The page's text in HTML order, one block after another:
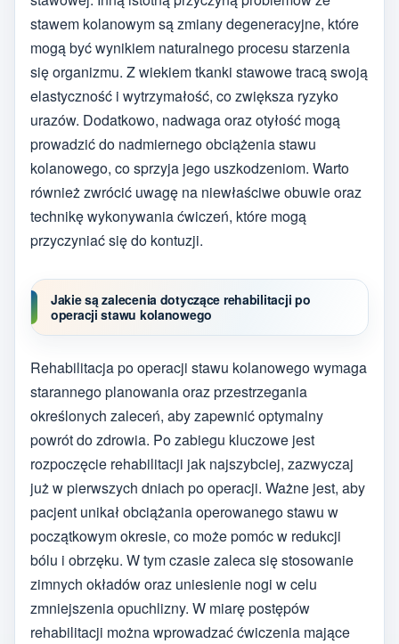
stawem kolanowym są zmiany degeneracyjne, które
mogą być wynikiem naturalnego procesu starzenia
się organizmu. Z wiekiem tkanki stawowe tracą swoją
elastyczność i wytrzymałość, co zwiększa ryzyko
urazów. Dodatkowo, nadwaga oraz otyłość mogą
prowadzić do nadmiernego obciążenia stawu
kolanowego, co sprzyja jego uszkodzeniom. Warto
również zwrócić uwagę na niewłaściwe obuwie oraz
technikę wykonywania ćwiczeń, które mogą
przyczyniać się do kontuzji.
Jakie są zalecenia dotyczące rehabilitacji po
operacji stawu kolanowego
Rehabilitacja po operacji stawu kolanowego wymaga
starannego planowania oraz przestrzegania
określonych zaleceń, aby zapewnić optymalny
powrót do zdrowia. Po zabiegu kluczowe jest
rozpoczęcie rehabilitacji jak najszybciej, zazwyczaj
już w pierwszych dniach po operacji. Ważne jest, aby
pacjent unikał obciążania operowanego stawu w
początkowym okresie, co może pomóc w redukcji
bólu i obrzęku. W tym czasie zaleca się stosowanie
zimnych okładów oraz uniesienie nogi w celu
zmniejszenia opuchlizny. W miarę postępów
rehabilitacji można wprowadzać ćwiczenia mające